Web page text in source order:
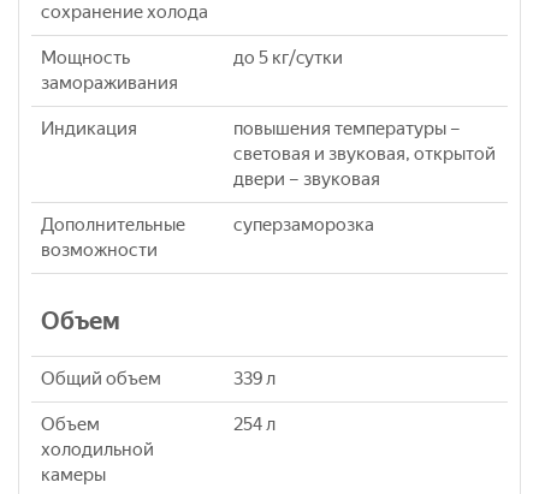
сохранение холода
Мощность
замораживания
до 5 кг/cутки
Индикация
повышения температуры –
световая и звуковая, открытой
двери – звуковая
Дополнительные
возможности
суперзаморозка
Объем
Общий объем 339 л
Объем
холодильной
камеры
254 л